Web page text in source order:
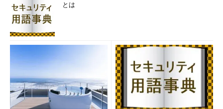
は、以下のマイクロソフトのヘルプを参照していただきたい。
CD/DVD 形式の選択（マイクロソフト）
Windows Vista／Windows Server 2008では、［フォーマット
のオプションを表示する］をクリックすると、「マスタ
（Windows 7の「CD/DVDプレイヤーで使用する」に該当）」と
「ライブファイル システム（「USBフラッシュ ドライブと同じ
ように使用する」に該当）」の2つの書き込み形式が選択できる
ようになっている。Windows 7／Windows Server 2008 R2の場
とは